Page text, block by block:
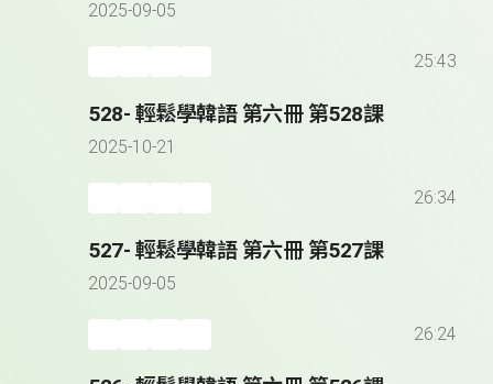
2025-09-05
25:43
528- 輕鬆學韓語 第六冊 第528課
2025-10-21
26:34
527- 輕鬆學韓語 第六冊 第527課
2025-09-05
26:24